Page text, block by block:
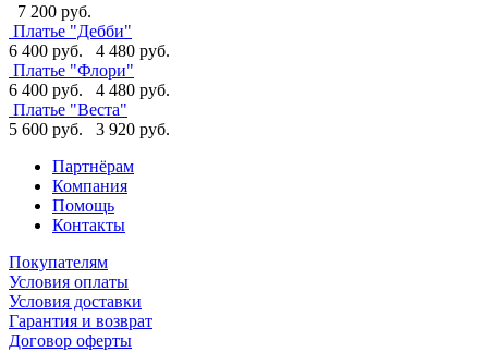
7 200 руб.
Платье "Дебби"
6 400 руб.
4 480 руб.
Платье "Флори"
6 400 руб.
4 480 руб.
Платье "Веста"
5 600 руб.
3 920 руб.
Партнёрам
Компания
Помощь
Контакты
Покупателям
Условия оплаты
Условия доставки
Гарантия и возврат
Договор оферты